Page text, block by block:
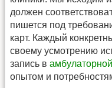
должен
пишется под
карт. Каждый
своему усмотрению
запись в
опытом и